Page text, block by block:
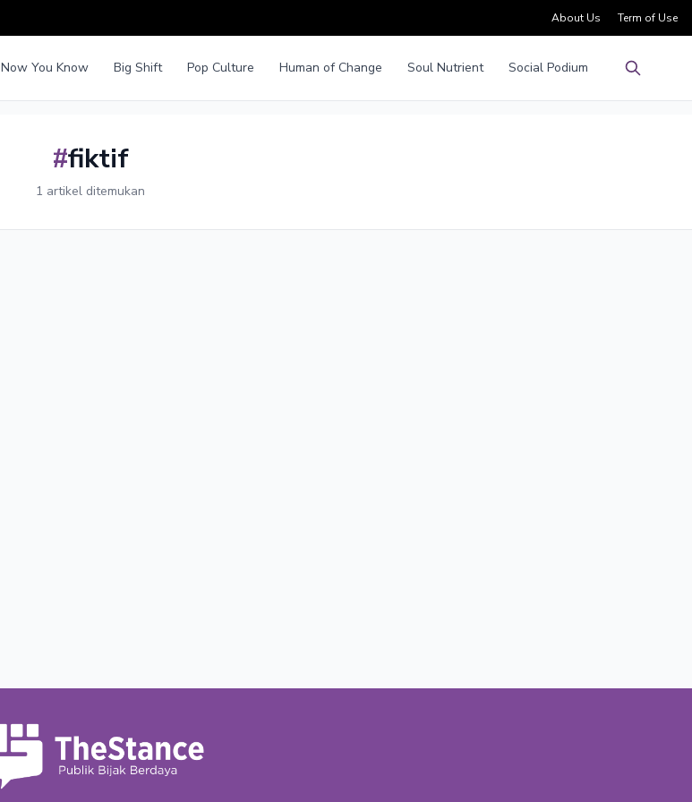
About Us Term of Use
Now You Know Big Shift Pop Culture Human of Change Soul Nutrient
Social Podium
#fiktif
1 artikel ditemukan